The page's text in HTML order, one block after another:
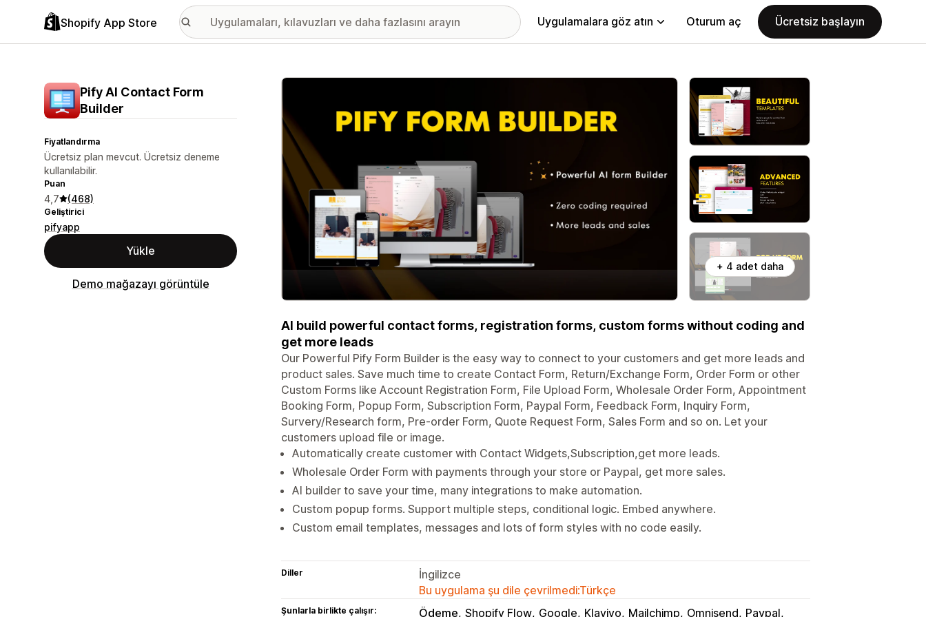
Shopify App Store Uygulamalara göz atın Oturum aç Ücretsiz başlayın
Pify AI Contact Form
Builder
Fiyatlandırma
Ücretsiz plan mevcut. Ücretsiz deneme
kullanılabilir.
Puan
4,7 (468)
Geliştirici
pifyapp
Yükle
Demo mağazayı görüntüle
Öne çıkan görsel galerisi
+ 4 adet daha
AI build powerful contact forms, registration forms, custom forms without coding and
get more leads
Our Powerful Pify Form Builder is the easy way to connect to your customers and get more leads and
product sales. Save much time to create Contact Form, Return/Exchange Form, Order Form or other
Custom Forms like Account Registration Form, File Upload Form, Wholesale Order Form, Appointment
Booking Form, Popup Form, Subscription Form, Paypal Form, Feedback Form, Inquiry Form,
Survery/Research form, Pre-order Form, Quote Request Form, Sales Form and so on. Let your
customers upload file or image.
Automatically create customer with Contact Widgets,Subscription,get more leads.
Wholesale Order Form with payments through your store or Paypal, get more sales.
AI builder to save your time, many integrations to make automation.
Custom popup forms. Support multiple steps, conditional logic. Embed anywhere.
Custom email templates, messages and lots of form styles with no code easily.
Diller
İngilizce
Bu uygulama şu dile çevrilmedi:Türkçe
Şunlarla birlikte çalışır: Ödeme Shopify Flow Google Klaviyo Mailchimp Omnisend Paypal